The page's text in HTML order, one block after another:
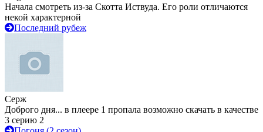
Начала смотреть из-за Скотта Иствуда. Его роли отличаются
некой характерной
Последний рубеж
Серж
Доброго дня... в плеере 1 пропала возможно скачать в качестве
3 серию 2